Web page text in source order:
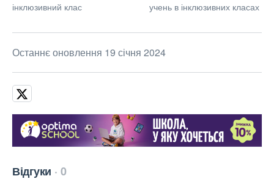
інклюзивний клас учень в інклюзивних класах
Останнє оновлення 19 січня 2024
Відгуки 0